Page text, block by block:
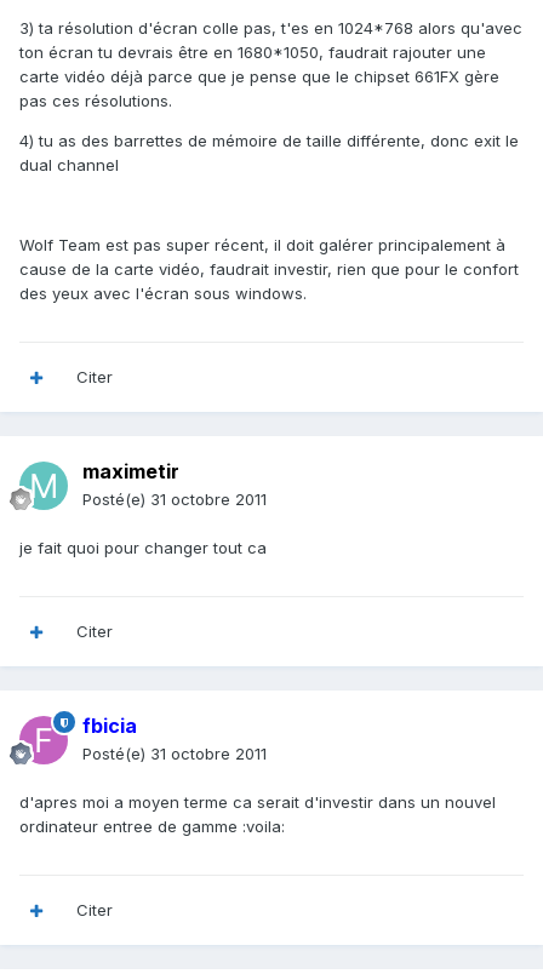
3) ta résolution d'écran colle pas, t'es en 1024*768 alors qu'avec
ton écran tu devrais être en 1680*1050, faudrait rajouter une
carte vidéo déjà parce que je pense que le chipset 661FX gère
pas ces résolutions.
4) tu as des barrettes de mémoire de taille différente, donc exit le
dual channel
Wolf Team est pas super récent, il doit galérer principalement à
cause de la carte vidéo, faudrait investir, rien que pour le confort
des yeux avec l'écran sous windows.
Citer
maximetir
Posté(e) 31 octobre 2011
je fait quoi pour changer tout ca
Citer
fbicia
Posté(e) 31 octobre 2011
d'apres moi a moyen terme ca serait d'investir dans un nouvel
ordinateur entree de gamme :voila:
Citer